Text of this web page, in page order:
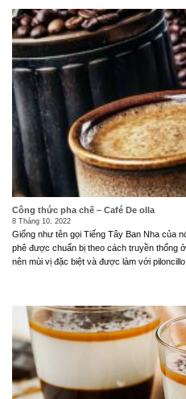
Công thức pha chế – Café De olla
8 Tháng 10, 2022
Giống như tên gọi Tiếng Tây Ban Nha của
phê được chuẩn bị theo cách truyền thống
nên mùi vị đặc biệt và được làm với